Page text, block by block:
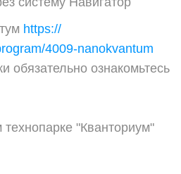
https://
4009-nanokvantum
обязательно ознакомьтесь
технопарке "Кванториум"